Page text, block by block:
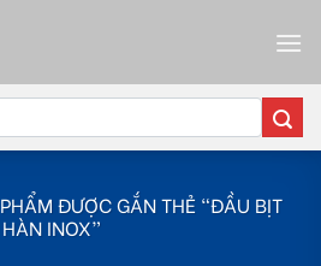
ĐƯỢC GẮN THẺ “ĐẦU BỊT
HÀN INOX”